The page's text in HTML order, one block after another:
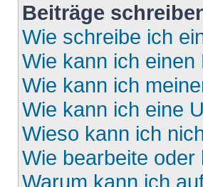
Beiträge
Wie schreibe ich
Wie kann ich
Wie kann ich
Wie kann ich eine
Wieso kann ich
Wie bearbeite
Warum kann ich